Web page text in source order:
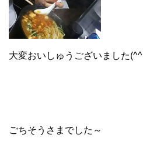
大変おいしゅうございました(^^
ごちそうさまでした～